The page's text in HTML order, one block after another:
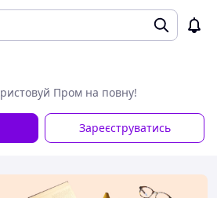
Пром на повну!
Зареєструватись